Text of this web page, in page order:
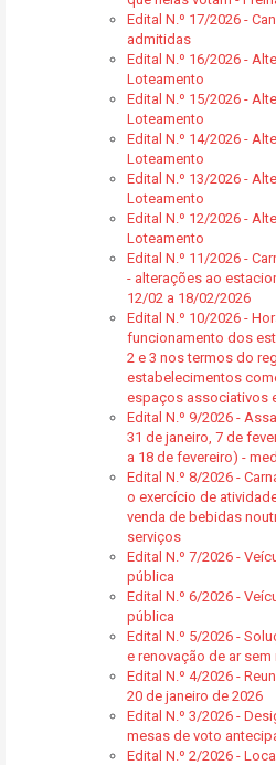
Edital N.º 17/2026 -
admitidas
Edital N.º 16/2026 -
Loteamento
Edital N.º 15/2026 -
Loteamento
Edital N.º 14/2026 -
Loteamento
Edital N.º 13/2026 -
Loteamento
Edital N.º 12/2026 -
Loteamento
Edital N.º 11/2026 -
- alterações ao
12/02 a 18/02/2026
Edital N.º 10/2026 -
funcionamento dos
2 e 3 nos termos do
estabelecimentos
espaços associativos
Edital N.º 9/2026 -
31 de janeiro, 7 de
a 18 de fevereiro) -
Edital N.º 8/2026 -
o exercício de
venda de bebidas
serviços
Edital N.º 7/2026 -
pública
Edital N.º 6/2026 -
pública
Edital N.º 5/2026 -
e renovação de ar
Edital N.º 4/2026 -
20 de janeiro de 2026
Edital N.º 3/2026 -
mesas de voto
Edital N.º 2/2026 -